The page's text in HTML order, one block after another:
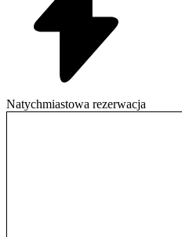
Natychmiastowa rezerwacja